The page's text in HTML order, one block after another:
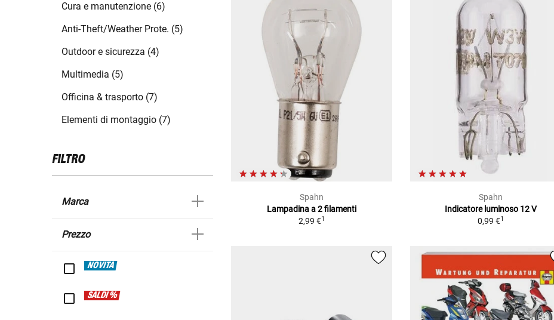
Cura e manutenzione (6)
Anti-Theft/Weather Prote. (5)
Outdoor e sicurezza (4)
Multimedia (5)
Officina & trasporto (7)
Elementi di montaggio (7)
FILTRO
Marca
Prezzo
NOVITÀ
SALDI %
Spahn
Lampadina a 2 filamenti
2,99 €1
Spahn
Indicatore luminoso 12 V
0,99 €1